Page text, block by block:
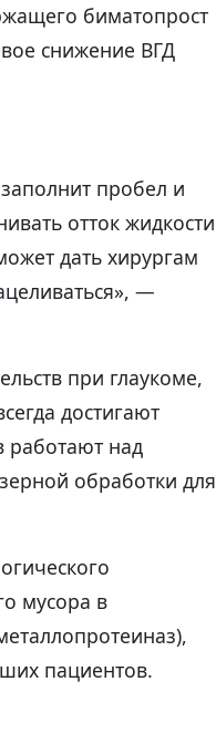
биматопрост
снижение ВГД
пробел и
отток жидкости
дать хирургам
—
при глаукоме,
достигают
работают над
обработки для
мусора в
пациентов.